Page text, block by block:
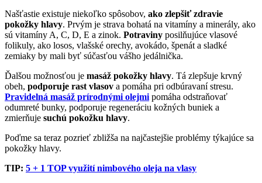
Našťastie existuje niekoľko spôsobov, ako zlepšiť zdravie
pokožky hlavy. Prvým je strava bohatá na vitamíny a minerály, ako
sú vitamíny A, C, D, E a zinok. Potraviny posilňujúce vlasové
folikuly, ako losos, vlašské orechy, avokádo, špenát a sladké
zemiaky by mali byť súčasťou vášho jedálnička.
Ďalšou možnosťou je masáž pokožky hlavy. Tá zlepšuje krvný
obeh, podporuje rast vlasov a pomáha pri odbúravaní stresu.
Pravidelná masáž prírodnými olejmi pomáha odstraňovať
odumreté bunky, podporuje regeneráciu kožných buniek a
zmierňuje suchú pokožku hlavy.
Poďme sa teraz pozrieť zbližša na najčastejšie problémy týkajúce sa
pokožky hlavy.
TIP: 5 + 1 TOP využití nimbového oleja na vlasy